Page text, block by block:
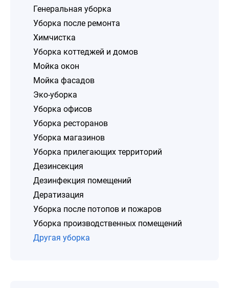
Генеральная уборка
Уборка после ремонта
Химчистка
Уборка коттеджей и домов
Мойка окон
Мойка фасадов
Эко-уборка
Уборка офисов
Уборка ресторанов
Уборка магазинов
Уборка прилегающих территорий
Дезинсекция
Дезинфекция помещений
Дератизация
Уборка после потопов и пожаров
Уборка производственных помещений
Другая уборка